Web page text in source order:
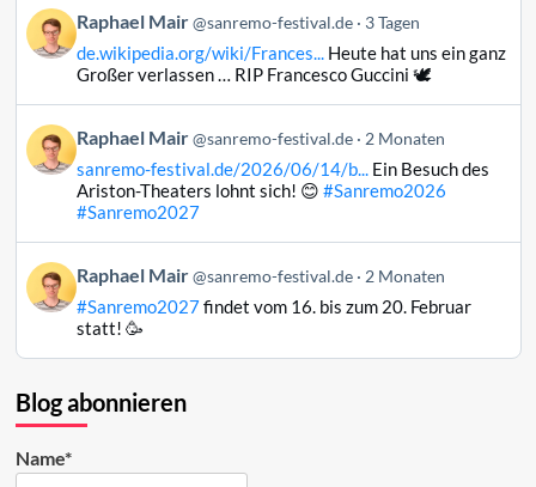
Bluesky
ansehen
Beitrag
von
Raphael
Bluesky
ansehen
Raphael Mair @sanremo-festival.de 3 Tagen
de.wikipedia.org/wiki/Frances...Heute hat uns ein ganz
Großer verlassen … RIP Francesco Guccini 🕊️
Beitrag
von
Raphael
ansehen
Raphael Mair @sanremo-festival.de 2 Monaten
sanremo-festival.de/2026/06/14/b...Ein Besuch des
Ariston-Theaters lohnt sich! 😊 #Sanremo2026
#Sanremo2027
Beitrag
von
Raphael
Bluesky
ansehen
Raphael Mair @sanremo-festival.de 2 Monaten
#Sanremo2027findet vom 16. bis zum 20. Februar
statt! 🥳
Blog abonnieren
Name*